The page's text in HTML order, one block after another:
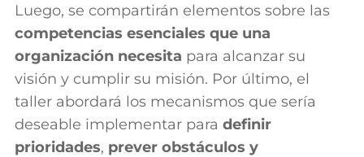
Luego, se compartirán elementos sobre las
competencias esenciales que una
organización necesita para alcanzar su
visión y cumplir su misión. Por último, el
taller abordará los mecanismos que sería
deseable implementar para definir
prioridades, prever obstáculos y